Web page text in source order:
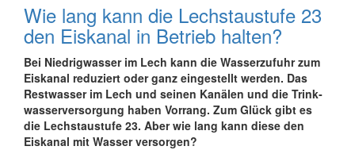
Wie lang kann die Lechstau­stufe 23
den Eiskanal in Betrieb halten?
Bei Niedrigwasser im Lech kann die Wasser­zufuhr zum
Eiskanal reduziert oder ganz einge­stellt werden. Das
Rest­wasser im Lech und seinen Kanälen und die Trink­
wasser­ver­sorgung haben Vorrang. Zum Glück gibt es
die Lech­stau­stufe 23. Aber wie lang kann diese den
Eiskanal mit Wasser versorgen?